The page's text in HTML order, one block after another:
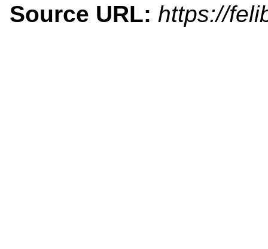
Source URL: https://